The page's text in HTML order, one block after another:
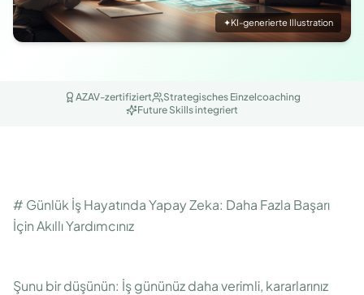
✦KI-generierte Illustration
AZAV-zertifiziert
Strategisches Einzelcoaching
Future Skills integriert
# Günlük İş Hayatında Yapay Zeka: Daha Fazla Başarı
İçin Akıllı Yardımcınız
Şunu bir düşünün: İş gününüz daha verimli, kararlarınız